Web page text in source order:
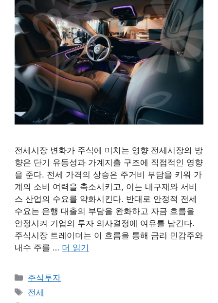
전세시장 변화가 주식에 미치는 영향 전세시장의 방
향은 단기 유동성과 가계지출 구조에 직접적인 영향
을 준다. 전세 가격의 상승은 주거비 부담을 키워 가
계의 소비 여력을 축소시키고, 이는 내구재와 서비
스 산업의 수요를 약화시킨다. 반대로 안정적 전세
수요는 은행 대출의 부담을 완화하고 자금 흐름을
안정시켜 기업의 투자 의사결정에 여유를 남긴다.
주식시장 트레이더는 이 흐름을 통해 금리 민감주와
내수 주를 … 더 읽기
카
테
주식투자
태
전세